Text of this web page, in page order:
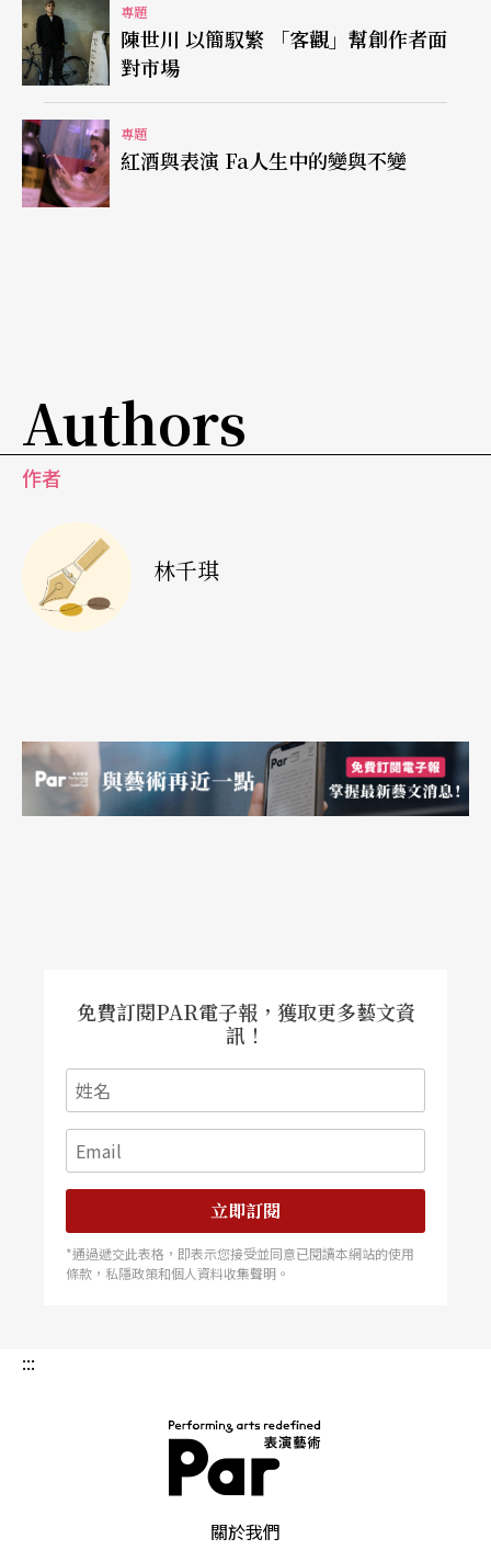
與盛鑑一同品味法國第一大酒莊摩當豪傑堡的紅酒
時，在觀看著淚痕、聞香與仔細以味蕾觸酒的時
刻，向來滴酒不沾的我，真切地嗅聞到雋美深紫葡
萄的氣息，酒酣耳熱之際，以紅酒相伴，品味新生
的冒險旅程悄然開啟。
專題
陳世川 以簡馭繁 「客觀」幫創作者面
對市場
專題
紅酒與表演 Fa人生中的變與不變
Authors
作者
林千琪
免費訂閱PAR電子報，獲取更多藝文資
訊！
立即訂閱
*通過遞交此表格，即表示您接受並同意已閱讀本網站的使用
條款，私隱政策和個人資料收集聲明。
:::
關於我們